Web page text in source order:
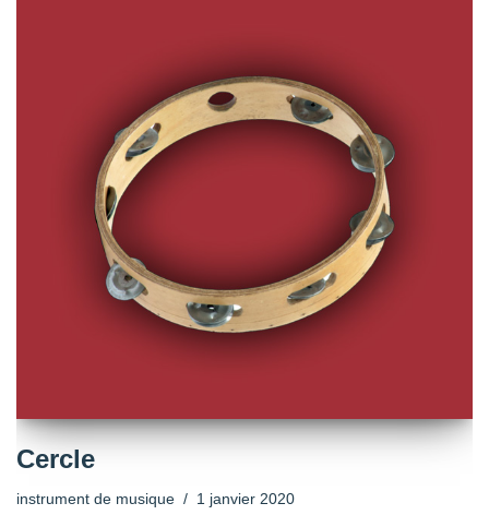
Cercle
instrument de musique 1 janvier 2020